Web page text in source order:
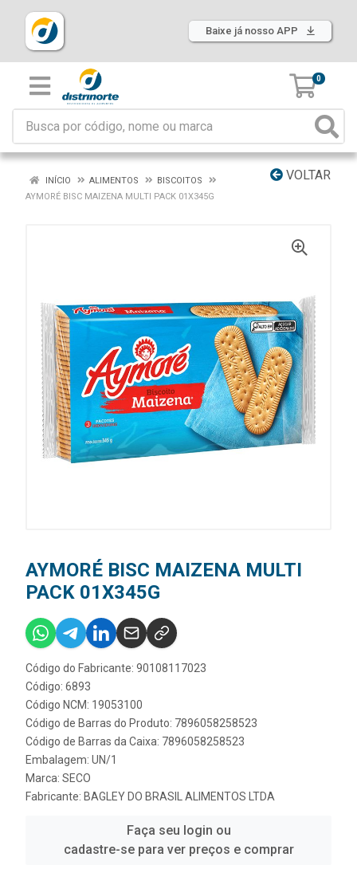
Baixe já nosso APP
0
VOLTAR
INÍCIO ALIMENTOS
BISCOITOS
AYMORÉ BISC MAIZENA MULTI PACK 01X345G
AYMORÉ BISC MAIZENA MULTI
PACK 01X345G
Código do Fabricante: 90108117023
Código: 6893
Código NCM: 19053100
Código de Barras do Produto: 7896058258523
Código de Barras da Caixa: 7896058258523
Embalagem: UN/1
Marca: SECO
Fabricante: BAGLEY DO BRASIL ALIMENTOS LTDA
Faça seu login ou
cadastre-se para ver preços e comprar